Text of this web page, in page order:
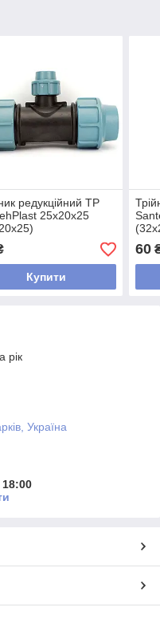
редукційний ТР
25х20х25
Купити
60
рік
Україна